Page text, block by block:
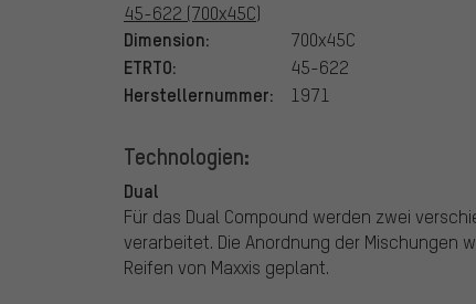
45-622 (700x45C)
Dimension: 700x45C
ETRTO: 45-622
Herstellernummer: 1971
Technologien:
Dual
Für das Dual Compound werden zwei
verarbeitet. Die Anordnung der Mischungen
Reifen von Maxxis geplant.